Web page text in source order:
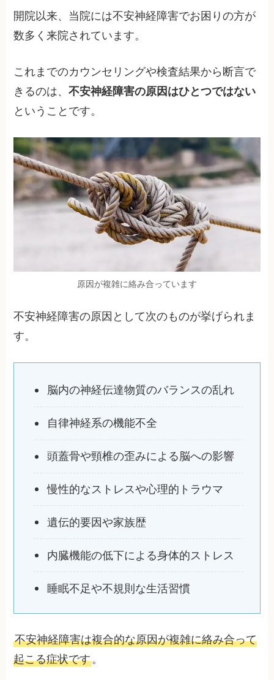
開院以来、当院には不安神経障害でお困りの方が
数多く来院されています。
これまでのカウンセリングや検査結果から断言で
きるのは、不安神経障害の原因はひとつではない
ということです。
原因が複雑に絡み合っています
不安神経障害の原因として次のものが挙げられま
す。
脳内の神経伝達物質のバランスの乱れ
自律神経系の機能不全
頭蓋骨や頸椎の歪みによる脳への影響
慢性的なストレスや心理的トラウマ
遺伝的要因や家族歴
内臓機能の低下による身体的ストレス
睡眠不足や不規則な生活習慣
不安神経障害は複合的な原因が複雑に絡み合って
起こる症状です。